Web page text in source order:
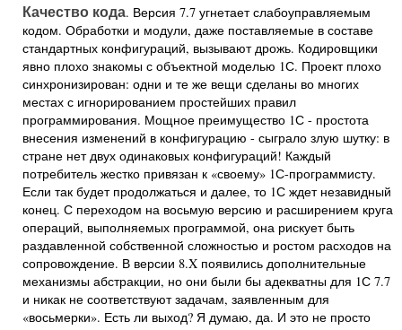
Качество кода. Версия 7.7 угнетает слабоуправляемым
кодом. Обработки и модули, даже поставляемые в составе
стандартных конфигураций, вызывают дрожь. Кодировщики
явно плохо знакомы с объектной моделью 1С. Проект плохо
синхронизирован: одни и те же вещи сделаны во многих
местах с игнорированием простейших правил
программирования. Мощное преимущество 1С - простота
внесения изменений в конфигурацию - сыграло злую шутку: в
стране нет двух одинаковых конфигураций! Каждый
потребитель жестко привязан к «своему» 1С-программисту.
Если так будет продолжаться и далее, то 1С ждет незавидный
конец. С переходом на восьмую версию и расширением круга
операций, выполняемых программой, она рискует быть
раздавленной собственной сложностью и ростом расходов на
сопровождение. В версии 8.X появились дополнительные
механизмы абстракции, но они были бы адекватны для 1С 7.7
и никак не соответствуют задачам, заявленным для
«восьмерки». Есть ли выход? Я думаю, да. И это не просто